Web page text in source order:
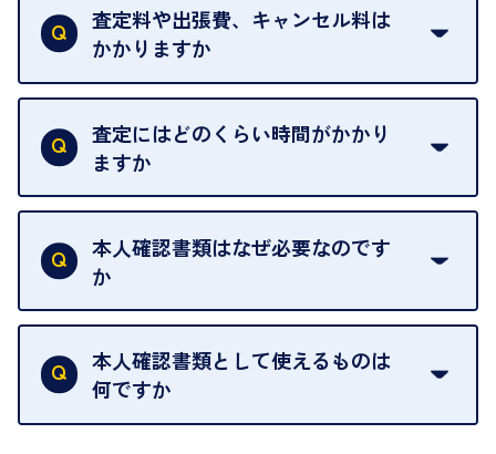
い。
お急ぎの場合はスタッフに一言お声がけください。
可能な限り、迅速に対応させていただきます。
は基本的に販売へと回されます。買い戻しはできま
せんので、ご了承ください。
グオフが可能です。
契約破棄という形で、お品物をお戻しすることがで
きます。
売却当日を含む8日間のうちに、お気軽にお申し出
出張買取のお品物は、8日間保管しております。
査定料や出張費、キャンセル料は
かかりますか
一切いただいておりません。査定金額にご納得いた
だけない場合は、その場でお断りいただいても問題
ございません。お気軽にご相談ください。
査定にはどのくらい時間がかかり
ますか
お品物の内容や点数によって異なりますが、店頭買
取の場合は1点あたり数分程度が目安です。大量の
お品物の場合は、お時間をいただくことがございま
本人確認書類はなぜ必要なのです
か
買取店は古物営業法により、お客様のご本人確認を
行うことが義務付けられています。安心してお取引
いただくためにも、ご協力をお願いいたします。
本人確認書類として使えるものは
何ですか